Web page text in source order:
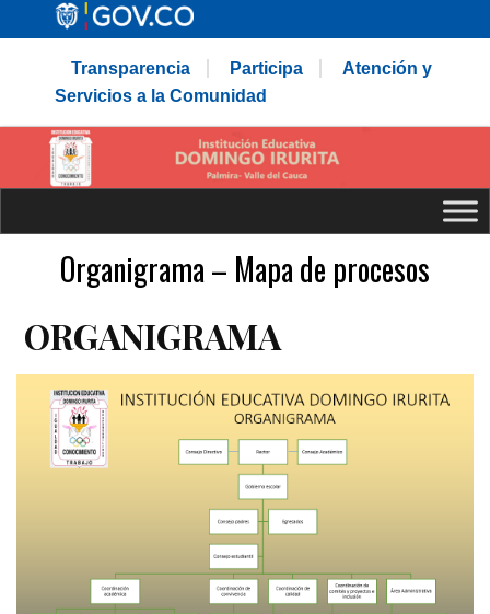
Transparencia Participa
Atención y
Servicios a la Comunidad
Organigrama – Mapa de procesos
ORGANIGRAMA